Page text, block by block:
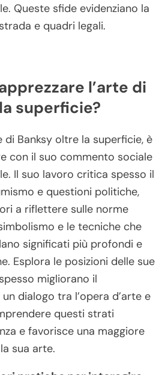
appaiono su proprietà
Nel 2018, un caso
sulla legalità di tali azioni.
protette da marchio da
a dispute sui diritti di
e quadri legali.
l’arte di
superficie?